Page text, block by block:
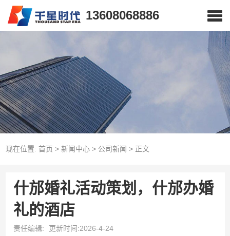
13608068886
现在位置: 首页 > 新闻中心> 公司新闻 > 正文
什邡婚礼活动策划，什邡办婚
礼的酒店
责任编辑: 更新时间:2026-4-24